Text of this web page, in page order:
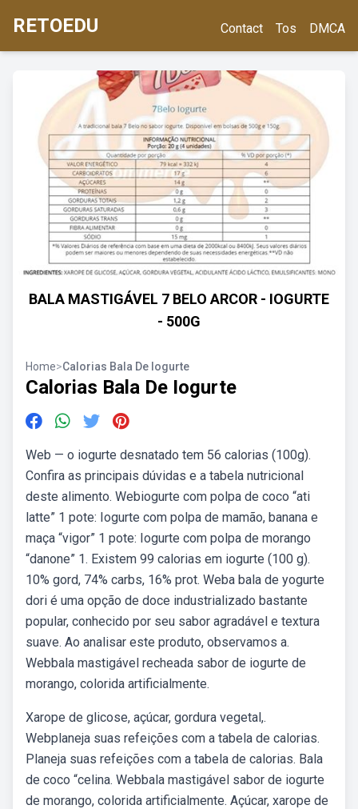
RETOEDU Contact Tos DMCA
BALA MASTIGÁVEL 7 BELO ARCOR - IOGURTE
- 500G
Home>Calorias Bala De Iogurte
Calorias Bala De Iogurte
Web — o iogurte desnatado tem 56 calorias (100g).
Confira as principais dúvidas e a tabela nutricional
deste alimento. Webiogurte com polpa de coco “ati
latte” 1 pote: Iogurte com polpa de mamão, banana e
maça “vigor” 1 pote: Iogurte com polpa de morango
“danone” 1. Existem 99 calorias em iogurte (100 g).
10% gord, 74% carbs, 16% prot. Weba bala de yogurte
dori é uma opção de doce industrializado bastante
popular, conhecido por seu sabor agradável e textura
suave. Ao analisar este produto, observamos a.
Webbala mastigável recheada sabor de iogurte de
morango, colorida artificialmente.
Xarope de glicose, açúcar, gordura vegetal,.
Webplaneja suas refeições com a tabela de calorias.
Planeja suas refeições com a tabela de calorias. Bala
de coco “celina. Webbala mastigável sabor de iogurte
de morango, colorida artificialmente. Açúcar, xarope de